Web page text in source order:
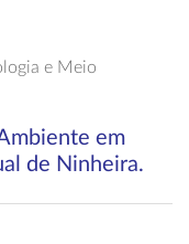
e Meio
em
de Ninheira.